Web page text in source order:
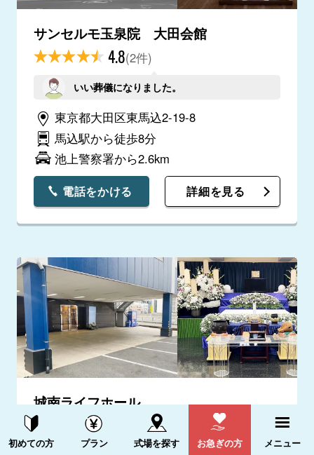
サンセルモ玉泉院 大田会館
4.8(2件)
いい葬儀になりました。
東京都大田区東馬込2-19-8
馬込駅から徒歩8分
池上警察署から2.6km
電話をかける 詳細を見る
城南ライフホール
(1件)
資料請求する 電話をかける
初めての方 プラン 式場を探す お急ぎの方 メニュー